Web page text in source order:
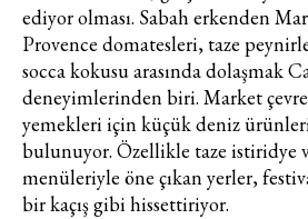
ediyor olması. Sabah erkenden
Provence domatesleri, taze
socca kokusu arasında dolaşmak
deneyimlerinden biri. Market
yemekleri için küçük deniz
bulunuyor. Özellikle taze istiridye
menüleriyle öne çıkan yerler,
bir kaçış gibi hissettiriyor.